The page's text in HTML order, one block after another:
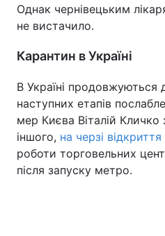
Однак чернівецьким
не вистачило.
Карантин в Україні
В Україні продовжуються
наступних етапів
мер Києва Віталій
іншого, на черзі
роботи торговельних
після запуску метро.